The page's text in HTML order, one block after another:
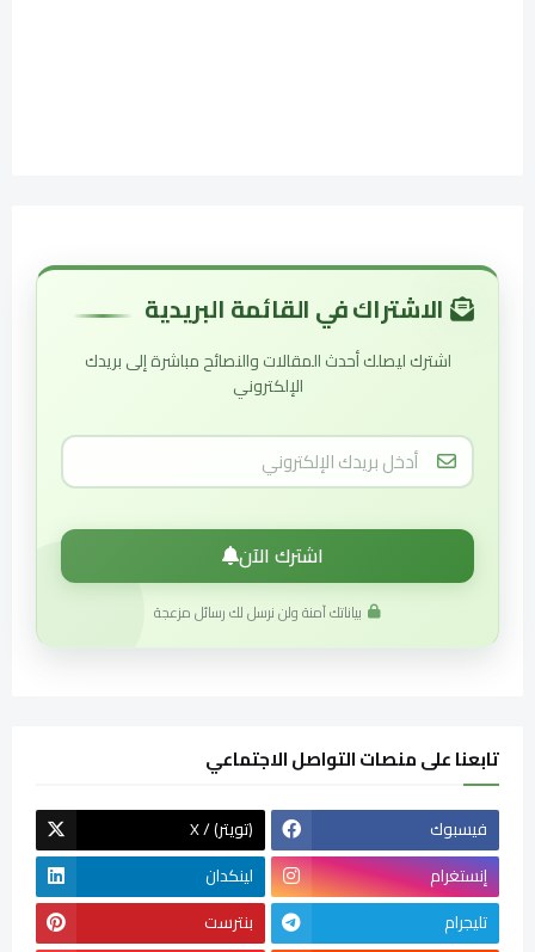
الاشتراك في القائمة البريدية
اشترك ليصلك أحدث المقالات والنصائح مباشرة إلى بريدك
الإلكتروني
اشترك الآن
بياناتك آمنة ولن نرسل لك رسائل مزعجة
تابعنا على منصات التواصل الاجتماعي
فيسبوك
X / (تويتر)
إنستغرام
لينكدان
تليجرام
بنترست